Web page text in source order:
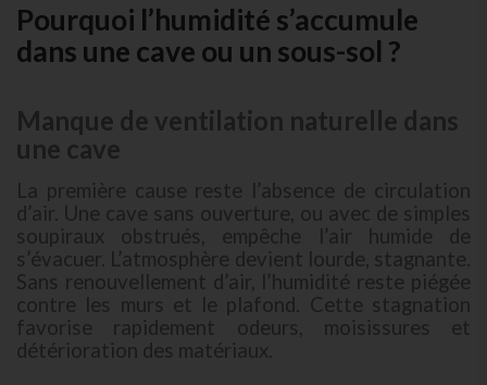
Pourquoi l’humidité s’accumule
dans une cave ou un sous-sol ?
Manque de ventilation naturelle dans
une cave
La première cause reste l’absence de circulation
d’air. Une cave sans ouverture, ou avec de simples
soupiraux obstrués, empêche l’air humide de
s’évacuer. L’atmosphère devient lourde, stagnante.
Sans renouvellement d’air, l’humidité reste piégée
contre les murs et le plafond. Cette stagnation
favorise rapidement odeurs, moisissures et
détérioration des matériaux.